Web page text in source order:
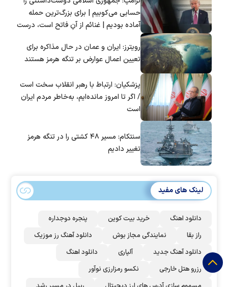
حسابی می‌کوبیم | برای بزرگ‌ترین حمله
آماده بودیم | غنائم از آنِ فاتح است، درست
رویترز: ایران و عمان در حال مذاکره برای
تعیین اعمال عوارض بر تنگه هرمز هستند
پزشکیان: ارتباط با رهبر انقلاب سخت است
/ اگر تا امروز مانده‌ایم، به‌خاطر مردم ایران
است
سنتکام: مسیر ۴۸ کشتی را در تنگه هرمز
تغییر دادیم
لینک های مفید
دانلود اهنگ خرید بیت کوین
پنجره دوجداره
راز بقا
نمایندگی مجاز بوش
دانلود آهنگ رز‌ موزیک
دانلود آهنگ جدید
آلپاری
دانلود اهنگ
رزرو هتل خارجی
نکسو رمزارزی نوآور